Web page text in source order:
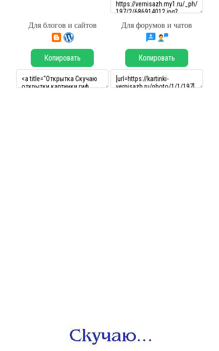
Для блогов и сайтов Для форумов и чатов
Копировать Копировать